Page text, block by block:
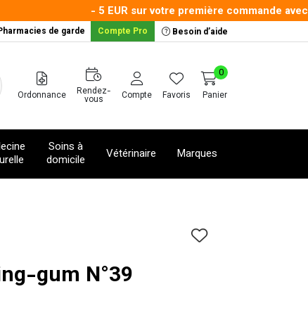
- 5 EUR sur votre première commande avec
de garde Compte Pro Besoin d’aide
Ordonnance Rendez-
vous Compte Favoris Panier
0
Soins à
domicile
Vétérinaire Marques
gum N°39